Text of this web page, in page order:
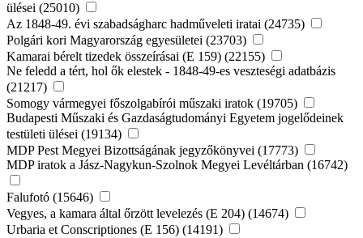
ülései (25010)
Az 1848-49. évi szabadságharc hadműveleti iratai (24735)
Polgári kori Magyarország egyesületei (23703)
Kamarai bérelt tizedek összeírásai (E 159) (22155)
Ne feledd a tért, hol ők elestek - 1848-49-es veszteségi adatbázis
(21217)
Somogy vármegyei főszolgabírói műszaki iratok (19705)
Budapesti Műszaki és Gazdaságtudományi Egyetem jogelődeinek
testületi ülései (19134)
MDP Pest Megyei Bizottságának jegyzőkönyvei (17773)
MDP iratok a Jász-Nagykun-Szolnok Megyei Levéltárban (16742)
Falufotó (15646)
Vegyes, a kamara által őrzött levelezés (E 204) (14674)
Urbaria et Conscriptiones (E 156) (14191)